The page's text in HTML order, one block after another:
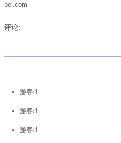
bei.com
评论:
游客:1
游客:1
游客:1